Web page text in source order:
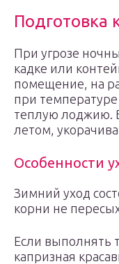
Подготовка
При угрозе
кадке или
помещение, на
при
теплую лоджию.
летом,
Особенности
Зимний уход
корни не
Если выполнять
капризная